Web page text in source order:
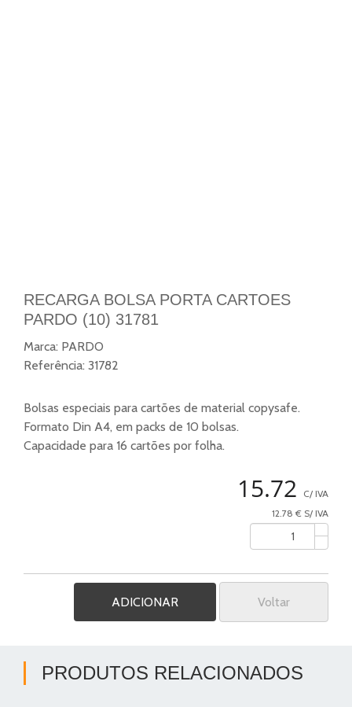
RECARGA BOLSA PORTA CARTOES
PARDO (10) 31781
Marca: PARDO
Referência: 31782
Bolsas especiais para cartões de material copysafe.
Formato Din A4, em packs de 10 bolsas.
Capacidade para 16 cartões por folha.
15.72
C/ IVA
12.78 € S/ IVA
Voltar
PRODUTOS RELACIONADOS